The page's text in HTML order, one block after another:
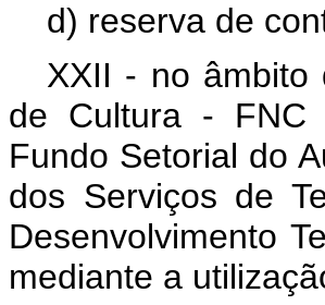
d) reserva de
XXII - no âmbito
de Cultura - FNC
Fundo Setorial do
dos Serviços de
Desenvolvimento
mediante a